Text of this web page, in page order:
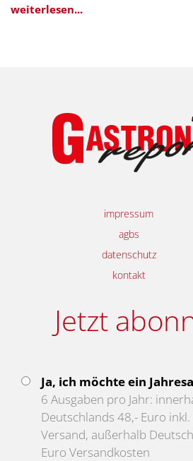
weiterlesen...
impressum
agbs
datenschutz
kontakt
Jetzt
Ja, ich möchte ein
6 Ausgaben pro Jahr:
Deutschlands 48,- Euro
Versand, außerhalb
Euro Versandkosten